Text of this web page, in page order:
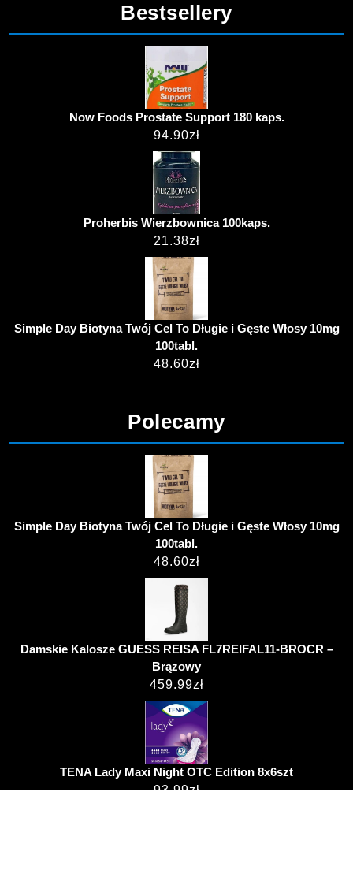
Bestsellery
Now Foods Prostate Support 180 kaps.
94.90zł
Proherbis Wierzbownica 100kaps.
21.38zł
Simple Day Biotyna Twój Cel To Długie i Gęste Włosy 10mg
100tabl.
48.60zł
Polecamy
Simple Day Biotyna Twój Cel To Długie i Gęste Włosy 10mg
100tabl.
48.60zł
Damskie Kalosze GUESS REISA FL7REIFAL11-BROCR –
Brązowy
459.99zł
TENA Lady Maxi Night OTC Edition 8x6szt
93.99zł